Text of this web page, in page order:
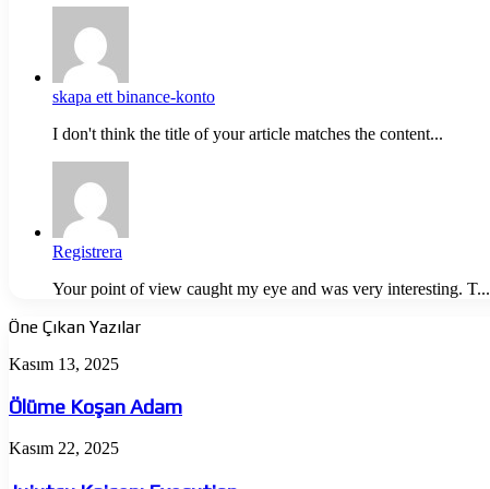
skapa ett binance-konto
I don't think the title of your article matches the content...
Registrera
Your point of view caught my eye and was very interesting. T...
Öne Çıkan Yazılar
Ölüme
Adam
Kasım 13, 2025
Ölüme Koşan Adam
Jujutsu
Kasım 22, 2025